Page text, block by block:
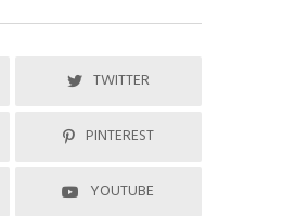
TWITTER
PINTEREST
YOUTUBE